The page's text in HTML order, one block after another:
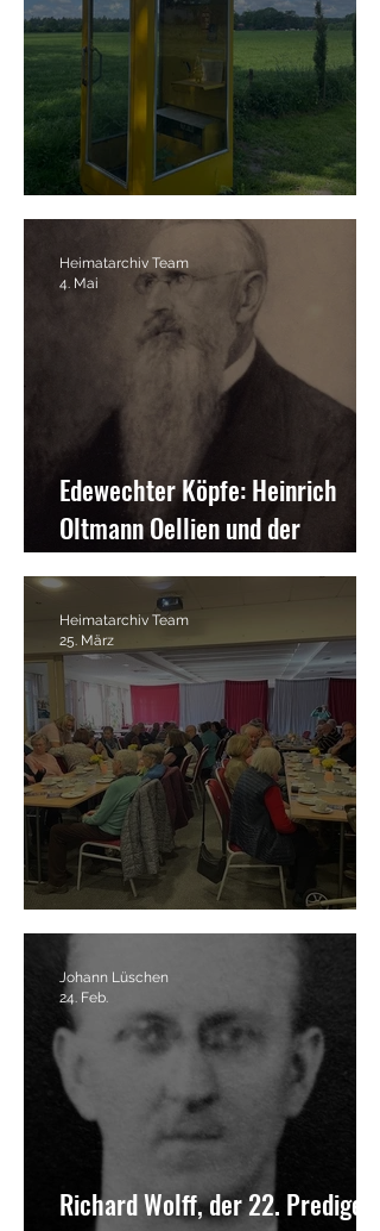
Heimatarchiv op´n Rad
Edewechter Köpfe: Heinrich
Oltmann Oellien und der
Oellienhof in Süd-Edewecht
Heimatarchiv Team
4. Mai
Heimatarchiv - „Mobil“
Heimatarchiv Team
25. März
Richard Wolff, der 22. Prediger
Johann Lüschen
24. Feb.